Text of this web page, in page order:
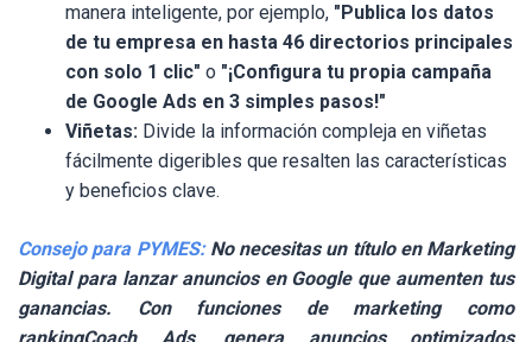
manera inteligente, por ejemplo, "Publica los datos
de tu empresa en hasta 46 directorios principales
con solo 1 clic" o "¡Configura tu propia campaña
de Google Ads en 3 simples pasos!"
Viñetas: Divide la información compleja en viñetas
fácilmente digeribles que resalten las características
y beneficios clave.
Consejo para PYMES: No necesitas un título en Marketing
Digital para lanzar anuncios en Google que aumenten tus
ganancias. Con funciones de marketing como